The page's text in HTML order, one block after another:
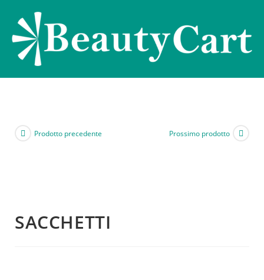
Prodotto precedente Prossimo prodotto
SACCHETTI